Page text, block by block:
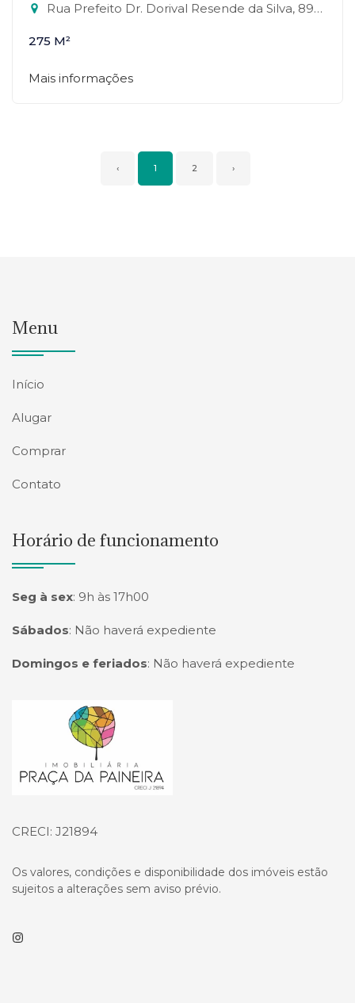
Rua Prefeito Dr. Dorival Resende da Silva, 891 - Jardim Alto da Boa Vista, Mauá-SP
275 M²
Mais informações
‹ 1 2 ›
Menu
Início
Alugar
Comprar
Contato
Horário de funcionamento
Seg à sex: 9h às 17h00
Sábados: Não haverá expediente
Domingos e feriados: Não haverá expediente
Página inicial
CRECI: J21894
Os valores, condições e disponibilidade dos imóveis estão
sujeitos a alterações sem aviso prévio.
Instagram